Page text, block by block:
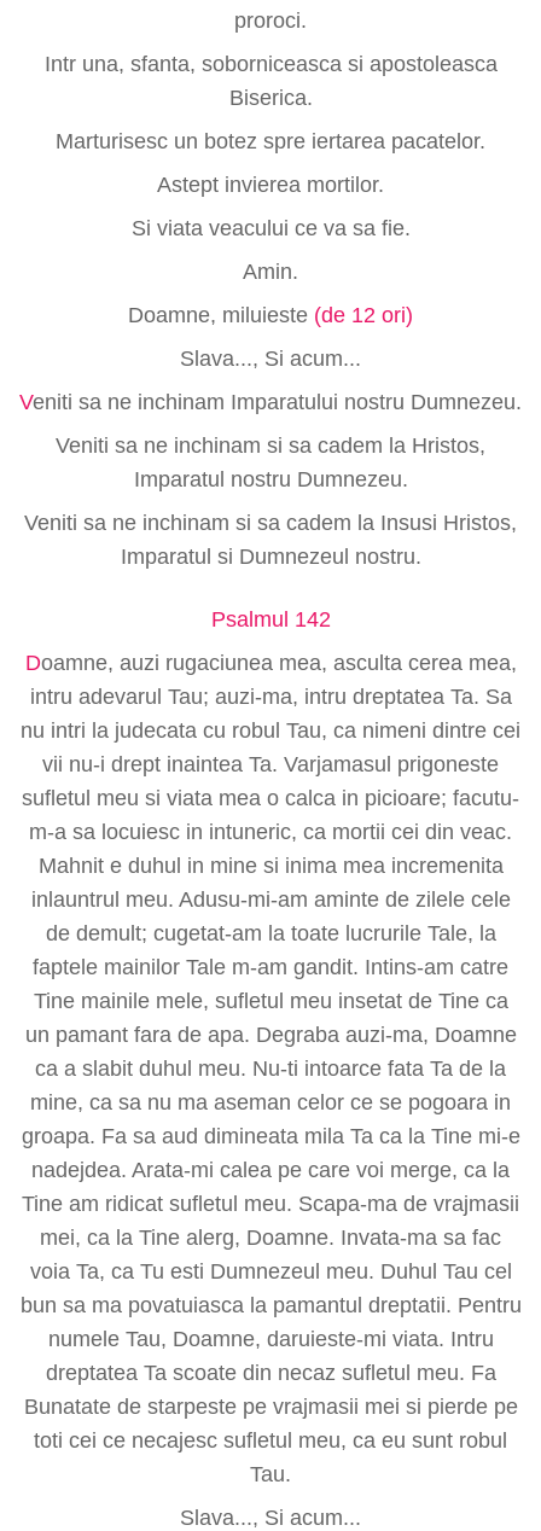
proroci.
Intr una, sfanta, soborniceasca si apostoleasca
Biserica.
Marturisesc un botez spre iertarea pacatelor.
Astept invierea mortilor.
Si viata veacului ce va sa fie.
Amin.
Doamne, miluieste (de 12 ori)
Slava..., Si acum...
Veniti sa ne inchinam Imparatului nostru Dumnezeu.
Veniti sa ne inchinam si sa cadem la Hristos,
Imparatul nostru Dumnezeu.
Veniti sa ne inchinam si sa cadem la Insusi Hristos,
Imparatul si Dumnezeul nostru.
Psalmul 142
Doamne, auzi rugaciunea mea, asculta cerea mea,
intru adevarul Tau; auzi-ma, intru dreptatea Ta. Sa
nu intri la judecata cu robul Tau, ca nimeni dintre cei
vii nu-i drept inaintea Ta. Varjamasul prigoneste
sufletul meu si viata mea o calca in picioare; facutu-
m-a sa locuiesc in intuneric, ca mortii cei din veac.
Mahnit e duhul in mine si inima mea incremenita
inlauntrul meu. Adusu-mi-am aminte de zilele cele
de demult; cugetat-am la toate lucrurile Tale, la
faptele mainilor Tale m-am gandit. Intins-am catre
Tine mainile mele, sufletul meu insetat de Tine ca
un pamant fara de apa. Degraba auzi-ma, Doamne
ca a slabit duhul meu. Nu-ti intoarce fata Ta de la
mine, ca sa nu ma aseman celor ce se pogoara in
groapa. Fa sa aud dimineata mila Ta ca la Tine mi-e
nadejdea. Arata-mi calea pe care voi merge, ca la
Tine am ridicat sufletul meu. Scapa-ma de vrajmasii
mei, ca la Tine alerg, Doamne. Invata-ma sa fac
voia Ta, ca Tu esti Dumnezeul meu. Duhul Tau cel
bun sa ma povatuiasca la pamantul dreptatii. Pentru
numele Tau, Doamne, daruieste-mi viata. Intru
dreptatea Ta scoate din necaz sufletul meu. Fa
Bunatate de starpeste pe vrajmasii mei si pierde pe
toti cei ce necajesc sufletul meu, ca eu sunt robul
Tau.
Slava..., Si acum...